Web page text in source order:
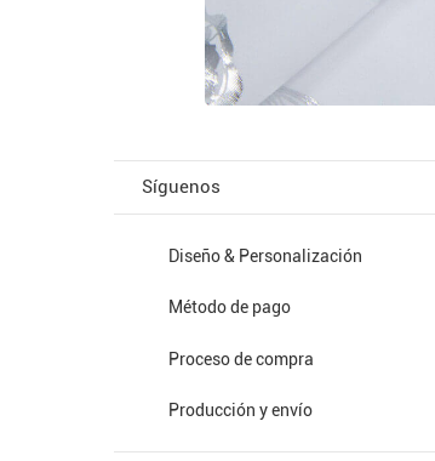
Síguenos
Diseño & Personalización
Método de pago
Proceso de compra
Producción y envío